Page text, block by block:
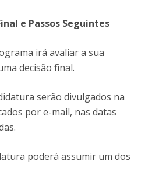
e Passos Seguintes
irá avaliar a sua
decisão final.
serão divulgados na
por e-mail, nas datas
poderá assumir um dos